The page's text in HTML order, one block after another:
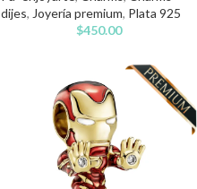
dijes, Joyería premium, Plata 925
$450.00